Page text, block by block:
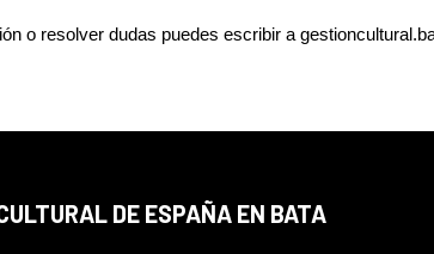
o resolver dudas puedes escribir a
DE ESPAÑA EN BATA